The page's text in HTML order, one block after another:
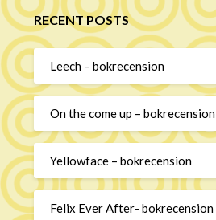
RECENT POSTS
Leech – bokrecension
On the come up – bokrecension
Yellowface – bokrecension
Felix Ever After- bokrecension